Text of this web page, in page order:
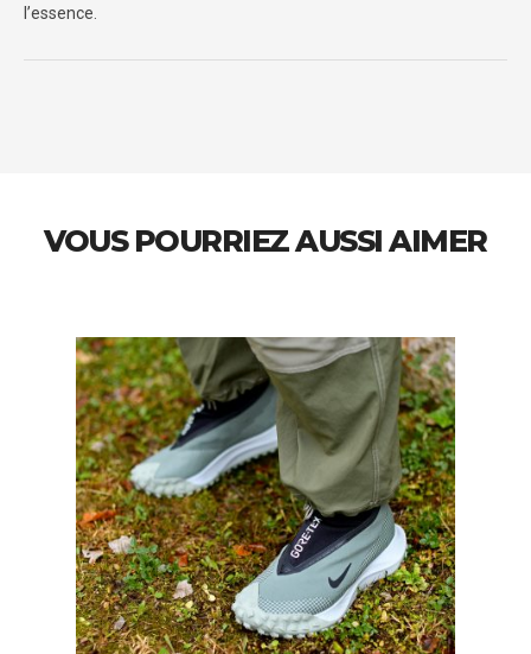
l’essence.
VOUS POURRIEZ AUSSI AIMER